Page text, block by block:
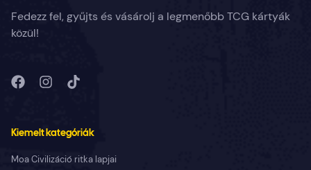
Fedezz fel, gyűjts és vásárolj a legmenőbb TCG kártyák
közül!
Kiemelt kategóriák
Moa Civilizáció ritka lapjai